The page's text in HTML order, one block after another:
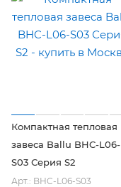
Компактная тепловая
завеса Ballu BHC-L06-
S03 Серия S2
Арт.: BHC-L06-S03